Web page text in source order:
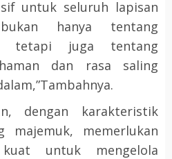
untuk seluruh lapisan
hanya tentang
tetapi juga tentang
dan rasa saling
dengan karakteristik
majemuk, memerlukan
untuk mengelola